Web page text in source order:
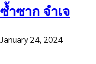
ซ้ำซาก จำเจ
January 24, 2024